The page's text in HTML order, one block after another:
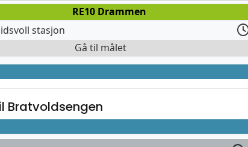
RE10 Drammen
stasjon
Gå til målet
Bratvoldsengen